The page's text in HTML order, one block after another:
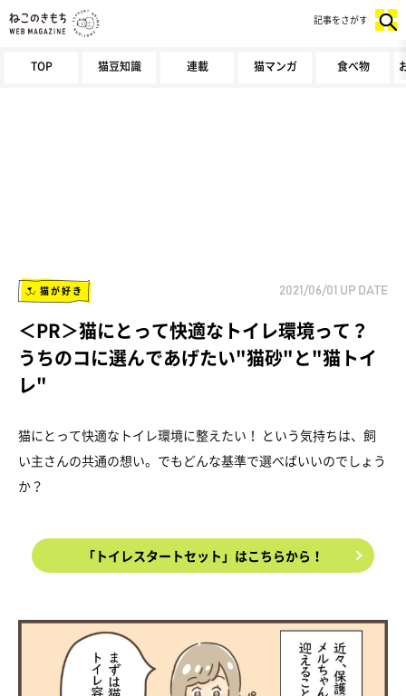
TOP 猫豆知識 連載 猫マンガ 食べ物
記事をさがす
猫が好き 2021/06/01 UP DATE
＜PR＞猫にとって快適なトイレ環境って？
うちのコに選んであげたい"猫砂"と"猫トイ
レ"
猫にとって快適なトイレ環境に整えたい！ という気持ちは、飼
い主さんの共通の想い。でもどんな基準で選べばいいのでしょう
か？
「トイレスタートセット」はこちらから！